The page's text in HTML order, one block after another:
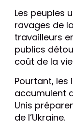
Les peuples
ravages de
travailleurs
publics
coût de la
Pourtant, les
accumulent
Unis
de l’Ukraine.